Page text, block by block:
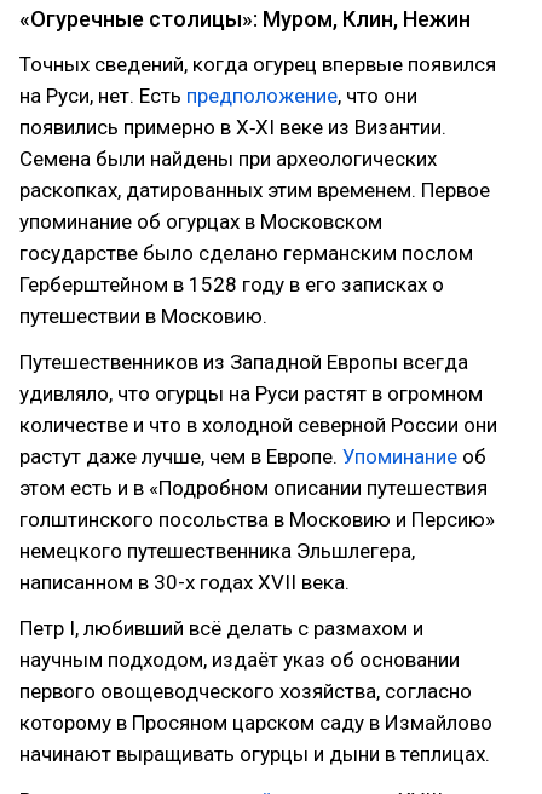
«Огуречные столицы»: Муром, Клин, Нежин
Точных сведений, когда огурец впервые появился
на Руси, нет. Есть предположение, что они
появились примерно в X‑XI веке из Византии.
Семена были найдены при археологических
раскопках, датированных этим временем. Первое
упоминание об огурцах в Московском
государстве было сделано германским послом
Герберштейном в 1528 году в его записках о
путешествии в Московию.
Путешественников из Западной Европы всегда
удивляло, что огурцы на Руси растят в огромном
количестве и что в холодной северной России они
растут даже лучше, чем в Европе. Упоминание об
этом есть и в «Подробном описании путешествия
голштинского посольства в Московию и Персию»
немецкого путешественника Эльшлегера,
написанном в 30-х годах XVII века.
Петр I, любивший всё делать с размахом и
научным подходом, издаёт указ об основании
первого овощеводческого хозяйства, согласно
которому в Просяном царском саду в Измайлово
начинают выращивать огурцы и дыни в теплицах.